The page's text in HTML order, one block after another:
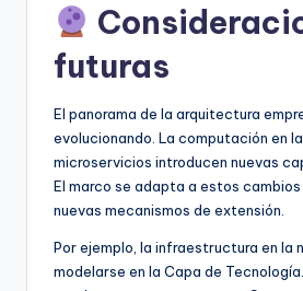
futuras
El panorama de la arquitectura
evolucionando. La computación en
microservicios introducen nuevas
El marco se adapta a estos
nuevas mecanismos de extensión.
Por ejemplo, la infraestructura en la
modelarse en la Capa de